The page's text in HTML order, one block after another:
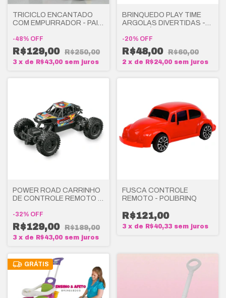
TRICICLO ENCANTADO
COM EMPURRADOR - PAIS
-48% OFF
R$129,00 R$250,00
3 x de R$43,00 sem juros
BRINQUEDO PLAY TIME
ARGOLAS DIVERTIDAS -
-20% OFF
R$48,00 R$60,00
2 x de R$24,00 sem juros
POWER ROAD CARRINHO
DE CONTROLE REMOTO -
-32% OFF
R$129,00 R$189,00
3 x de R$43,00 sem juros
FUSCA CONTROLE
REMOTO - POLIBRINQ
R$121,00
3 x de R$40,33 sem juros
GRÁTIS